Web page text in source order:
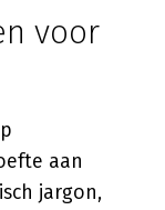
voor
aan
jargon,